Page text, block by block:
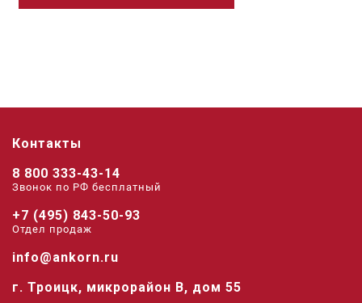
Контакты
8 800 333-43-14
Звонок по РФ беcплатный
+7 (495) 843-50-93
Отдел продаж
info@ankorn.ru
г. Троицк, микрорайон В, дом 55